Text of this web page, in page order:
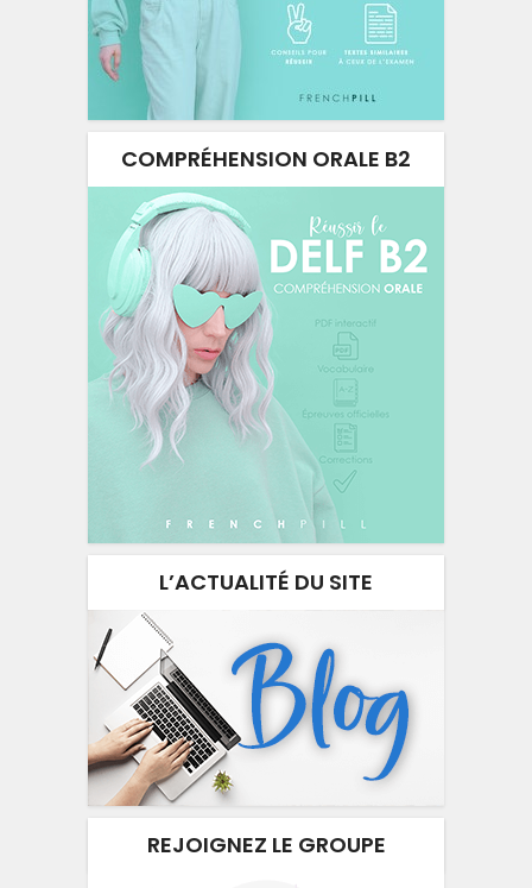
COMPRÉHENSION ORALE B2
L’ACTUALITÉ DU SITE
REJOIGNEZ LE GROUPE